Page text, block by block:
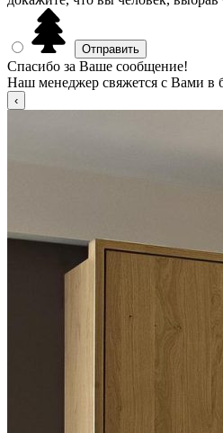
Спасибо за Ваше сообщение!
Наш менеджер свяжется с Вами в